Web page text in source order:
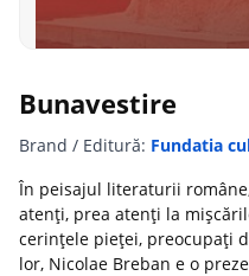
Bunavestire
Brand / Editură: Fundatia
În peisajul literaturii
atenţi, prea atenţi la
cerinţele pieţei, preocupaţi
lor, Nicolae Breban e o